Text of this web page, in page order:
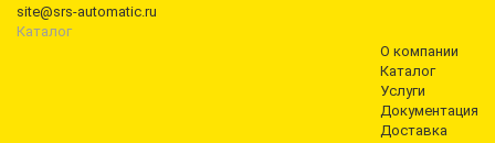
site@srs-automatic.ru
Каталог
О компании
Каталог
Услуги
Документация
Доставка